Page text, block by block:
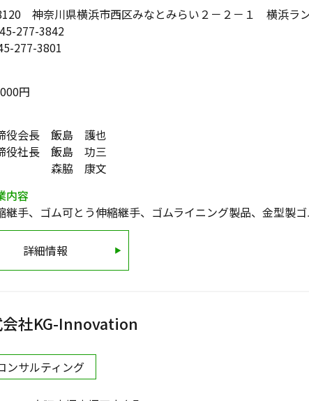
神奈川県横浜市西区みなとみらい２－２－１ 横浜ラ
277-3842
277-3801
円
役会長 飯島 護也
役社長 飯島 功三
森脇 康文
内容
継手、ゴム可とう伸縮継手、ゴムライニング製品、金型製
詳細情報
社KG-Innovation
ンサルティング